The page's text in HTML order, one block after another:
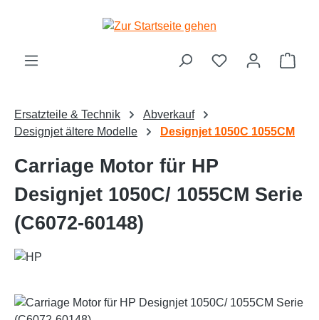
Zum Hauptinhalt springen
Ersatzteile & Technik
Abverkauf
Designjet ältere Modelle
Designjet 1050C 1055CM
Carriage Motor für HP
Designjet 1050C/ 1055CM Serie
(C6072-60148)